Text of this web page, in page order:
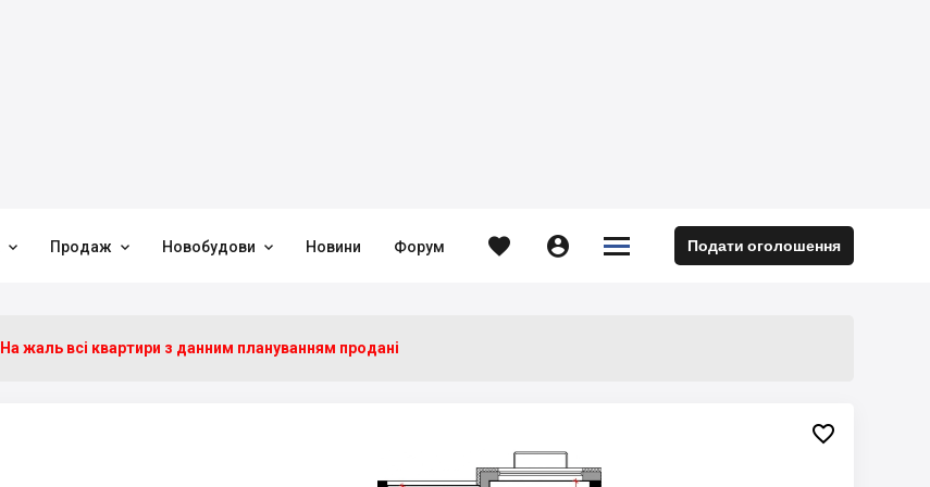
 Продаж  Новобудови  Новини Форум   

 Подати оголошення
На жаль всі квартири з данним плануванням продані
